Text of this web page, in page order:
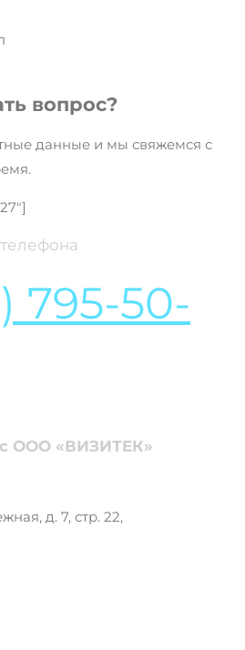
вопрос?
данные и мы свяжемся с
795-50-
ООО «ВИЗИТЕК»
д. 7, стр. 22,